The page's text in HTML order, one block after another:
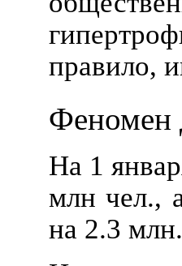
правило,
Феномен
На 1
млн чел.,
на 2.3 млн.